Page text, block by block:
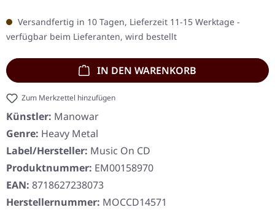
Versandfertig in 10 Tagen, Lieferzeit 11-15 Werktage -
verfügbar beim Lieferanten, wird bestellt
IN DEN WARENKORB
Zum Merkzettel hinzufügen
Künstler: Manowar
Genre: Heavy Metal
Label/Hersteller: Music On CD
Produktnummer: EM00158970
EAN: 8718627238073
Herstellernummer: MOCCD14571